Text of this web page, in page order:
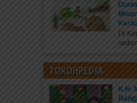
Di
TOKOHPEDIA
K.H.